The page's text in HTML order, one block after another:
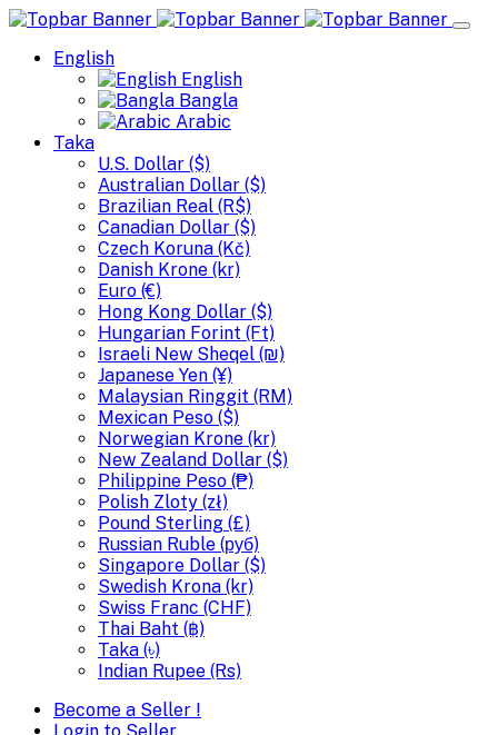
English
English
Bangla
Arabic
Taka
U.S. Dollar ($)
Australian Dollar ($)
Brazilian Real (R$)
Canadian Dollar ($)
Czech Koruna (Kč)
Danish Krone (kr)
Euro (€)
Hong Kong Dollar ($)
Hungarian Forint (Ft)
Israeli New Sheqel (₪)
Japanese Yen (¥)
Malaysian Ringgit (RM)
Mexican Peso ($)
Norwegian Krone (kr)
New Zealand Dollar ($)
Philippine Peso (₱)
Polish Zloty (zł)
Pound Sterling (£)
Russian Ruble (руб)
Singapore Dollar ($)
Swedish Krona (kr)
Swiss Franc (CHF)
Thai Baht (฿)
Taka (৳)
Indian Rupee (Rs)
Become a Seller !